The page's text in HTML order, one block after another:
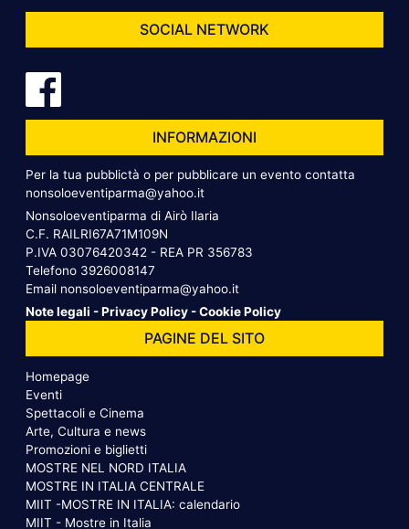
SOCIAL NETWORK
INFORMAZIONI
Per la tua pubblictà o per pubblicare un evento contatta
nonsoloeventiparma@yahoo.it
Nonsoloeventiparma di Airò Ilaria
C.F. RAILRI67A71M109N
P.IVA 03076420342 - REA PR 356783
Telefono 3926008147
Email nonsoloeventiparma@yahoo.it
Note legali -Privacy Policy -Cookie Policy
PAGINE DEL SITO
Homepage
Eventi
Spettacoli e Cinema
Arte, Cultura e news
Promozioni e biglietti
MOSTRE NEL NORD ITALIA
MOSTRE IN ITALIA CENTRALE
MIIT -MOSTRE IN ITALIA: calendario
MIIT - Mostre in Italia